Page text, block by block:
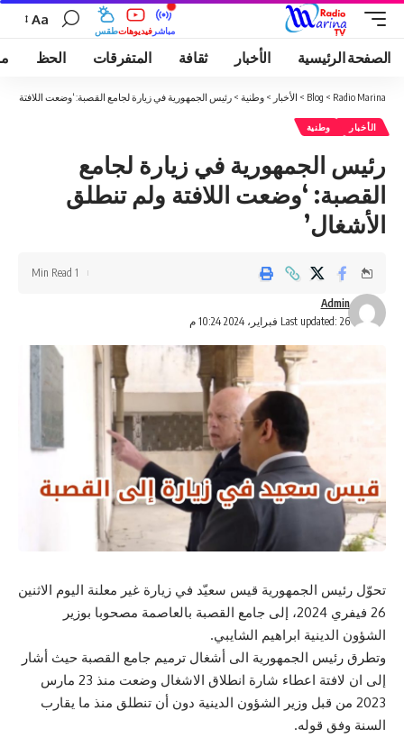
طقسفيديوهات مباشر
Aa
الصفحة الرئيسية الأخبار ثقافة المتفرقات الحظ
Radio Marina
>
Blog
> الأخبار > وطنية > رئيس الجمهورية في زيارة لجامع القصبة: ‘وضعت اللافتة ولم
الأخبار وطنية
رئيس الجمهورية في زيارة لجامع
القصبة: ‘وضعت اللافتة ولم تنطلق
الأشغال’
Last updated: 26 فبراير، 2024 10:24 م
Admin
1 Min Read
تحوّل رئيس الجمهورية قيس سعيّد في زيارة غير معلنة اليوم الاثنين
26 فيفري 2024، إلى جامع القصبة بالعاصمة مصحوبا بوزير
الشؤون الدينية ابراهيم الشايبي.
وتطرق رئيس الجمهورية الى أشغال ترميم جامع القصبة حيث أشار
إلى ان لافتة اعطاء شارة انطلاق الاشغال وضعت منذ 23 مارس
2023 من قبل وزير الشؤون الدينية دون أن تنطلق منذ ما يقارب
السنة وفق قوله.